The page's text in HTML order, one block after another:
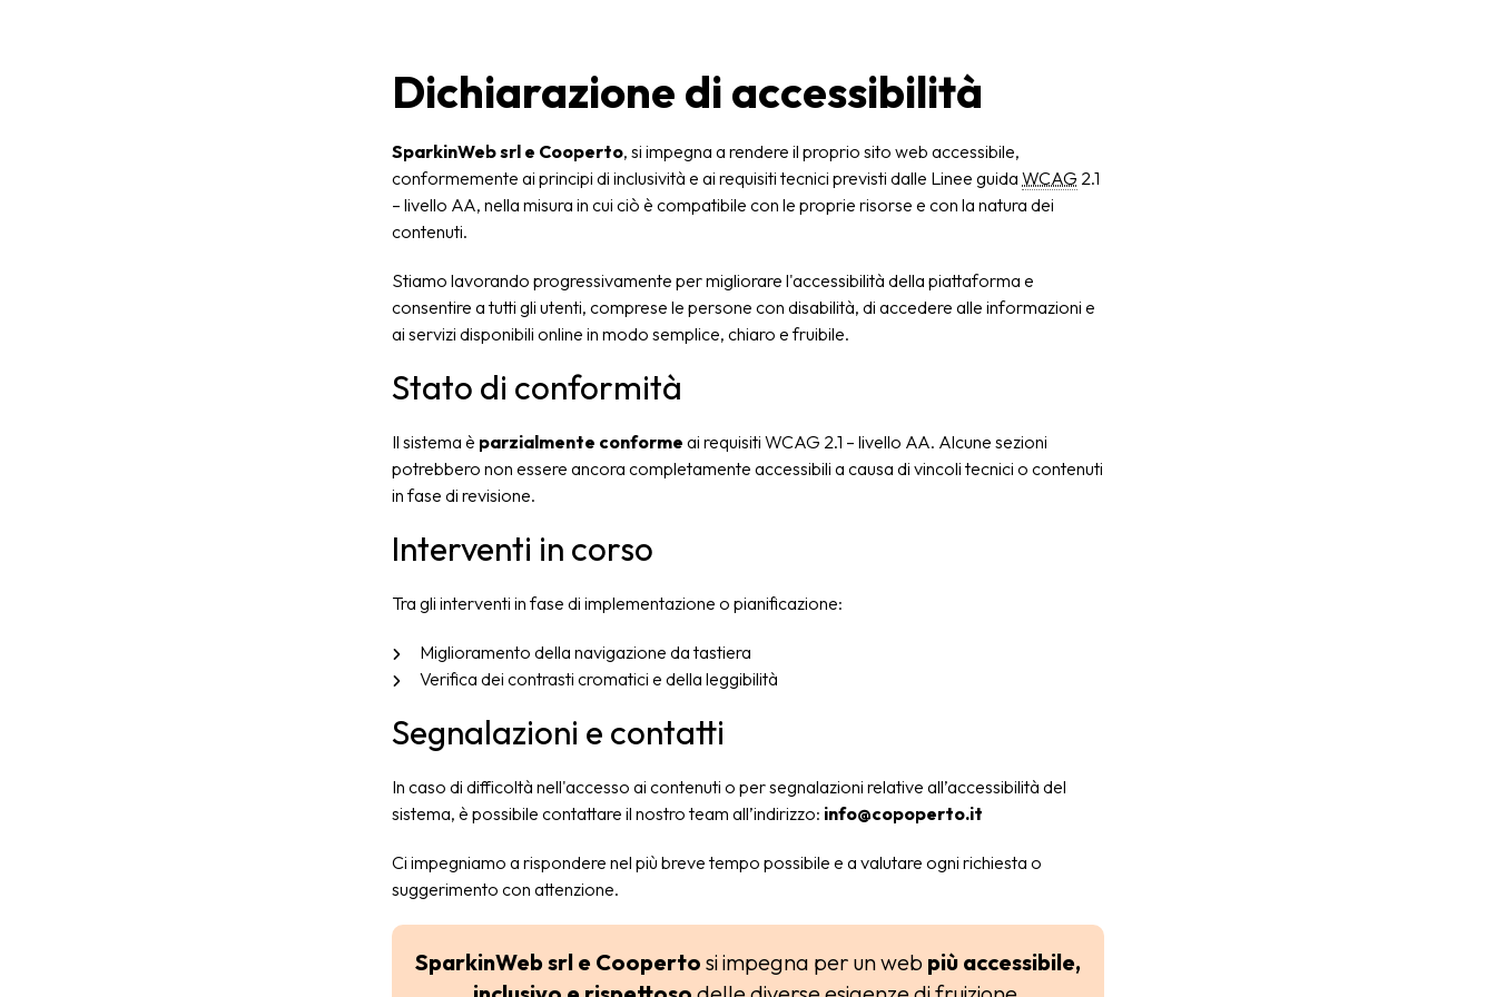
Dichiarazione di accessibilità
SparkinWeb srl e Cooperto, si impegna a rendere il proprio sito web accessibile,
conformemente ai principi di inclusività e ai requisiti tecnici previsti dalle Linee guida WCAG 2.1
– livello AA, nella misura in cui ciò è compatibile con le proprie risorse e con la natura dei
contenuti.
Stiamo lavorando progressivamente per migliorare l'accessibilità della piattaforma e
consentire a tutti gli utenti, comprese le persone con disabilità, di accedere alle informazioni e
ai servizi disponibili online in modo semplice, chiaro e fruibile.
Stato di conformità
Il sistema è parzialmente conforme ai requisiti WCAG 2.1 – livello AA. Alcune sezioni
potrebbero non essere ancora completamente accessibili a causa di vincoli tecnici o contenuti
in fase di revisione.
Interventi in corso
Tra gli interventi in fase di implementazione o pianificazione:
Miglioramento della navigazione da tastiera
Verifica dei contrasti cromatici e della leggibilità
Segnalazioni e contatti
In caso di difficoltà nell'accesso ai contenuti o per segnalazioni relative all’accessibilità del
sistema, è possibile contattare il nostro team all’indirizzo: info@copoperto.it
Ci impegniamo a rispondere nel più breve tempo possibile e a valutare ogni richiesta o
suggerimento con attenzione.
SparkinWeb srl e Cooperto si impegna per un web più accessibile,